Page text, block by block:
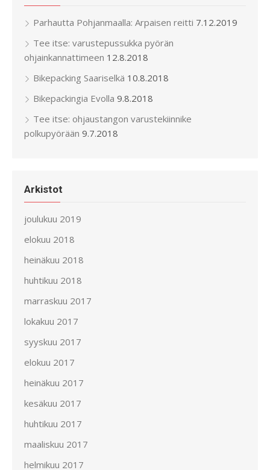
Parhautta Pohjanmaalla: Arpaisen reitti 7.12.2019
Tee itse: varustepussukka pyörän
ohjainkannattimeen 12.8.2018
Bikepacking Saariselkä 10.8.2018
Bikepackingia Evolla 9.8.2018
Tee itse: ohjaustangon varustekiinnike
polkupyörään 9.7.2018
Arkistot
joulukuu 2019
elokuu 2018
heinäkuu 2018
huhtikuu 2018
marraskuu 2017
lokakuu 2017
syyskuu 2017
elokuu 2017
heinäkuu 2017
kesäkuu 2017
huhtikuu 2017
maaliskuu 2017
helmikuu 2017